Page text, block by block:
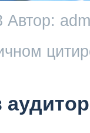
Автор: